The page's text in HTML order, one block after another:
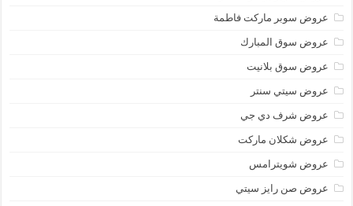
عروض سوبر ماركت فاطمة
عروض سوق المبارك
عروض سوق بلانيت
عروض سيتي سنتر
عروض شرف دي جي
عروض شكلان ماركت
عروض شويترامس
عروض صن رايز سيتي